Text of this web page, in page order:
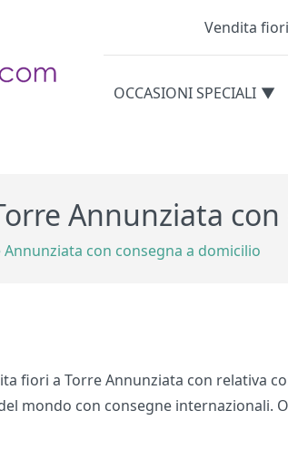
Vendita
Categorie
OCCASIONI SPECIALI
Annunziata
con consegna a domicilio
fiori a Torre Annunziata con relativa
mondo con consegne internazionali.